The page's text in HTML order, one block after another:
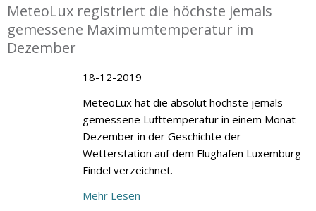
MeteoLux registriert die höchste jemals
gemessene Maximumtemperatur im
Dezember
18-12-2019
MeteoLux hat die absolut höchste jemals
gemessene Lufttemperatur in einem Monat
Dezember in der Geschichte der
Wetterstation auf dem Flughafen Luxemburg-
Findel verzeichnet.
Mehr Lesen